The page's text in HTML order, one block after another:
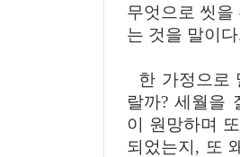
무엇으로 씻을
는 것을 말이
한 가정으로
랄까? 세월을
이 원망하며
되었는지, 또